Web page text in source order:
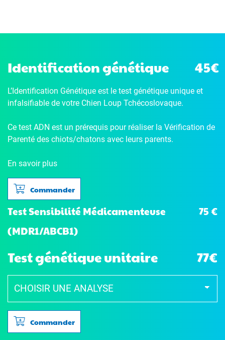
Identification génétique 45€
L’Identification Génétique est le test génétique unique et
infalsifiable de votre Chien Loup Tchécoslovaque.
Ce test ADN est un prérequis pour réaliser la Vérification de
Parenté des chiots/chatons avec leurs parents.
En savoir plus
Commander
Test Sensibilité Médicamenteuse
(MDR1/ABCB1)
75 €
Test génétique unitaire 77€
Commander